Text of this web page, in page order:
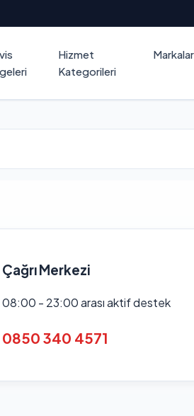
Hizmet
Kategorileri
Markalar
Çağrı Merkezi
08:00 - 23:00 arası aktif destek
0850 340 4571